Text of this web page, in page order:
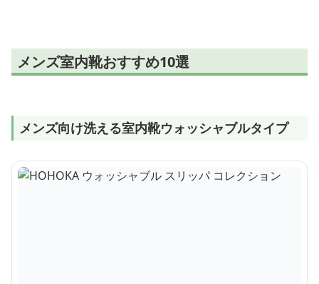
メンズ室内靴おすすめ10選
メンズ向け洗える室内靴ウォッシャブルタイプ